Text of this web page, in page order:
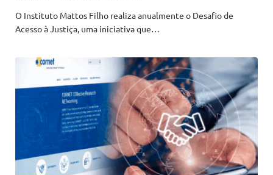
O Instituto Mattos Filho realiza anualmente o Desafio de
Acesso à Justiça, uma iniciativa que…